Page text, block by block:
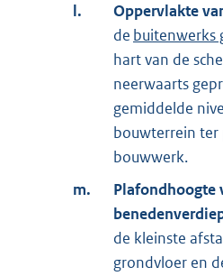
l.
Oppervlakte
de buitenwerks
hart van de
neerwaarts
gemiddelde
bouwterrein ter
bouwwerk.
m.
Plafondhoogte
de kleinste
grondvloer en